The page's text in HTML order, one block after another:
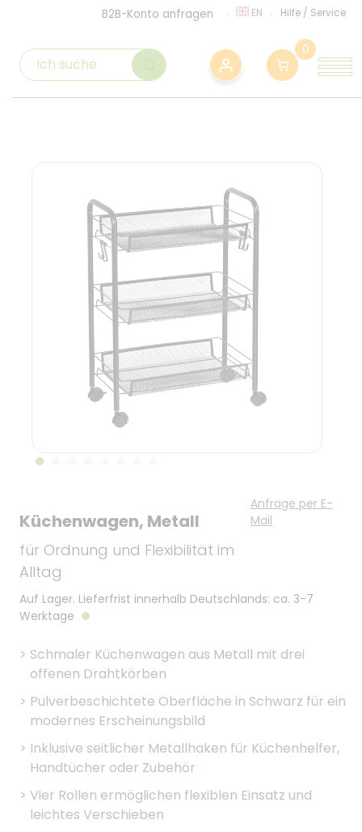
B2B-Konto anfragen EN Hilfe / Service
0
Küchenwagen, Metall
für Ordnung und Flexibilität im
Alltag
Anfrage per E-
Mail
Auf Lager. Lieferfrist innerhalb Deutschlands: ca. 3-7
Werktage
> Schmaler Küchenwagen aus Metall mit drei
offenen Drahtkörben
> Pulverbeschichtete Oberfläche in Schwarz für ein
modernes Erscheinungsbild
> Inklusive seitlicher Metallhaken für Küchenhelfer,
Handtücher oder Zubehör
> Vier Rollen ermöglichen flexiblen Einsatz und
leichtes Verschieben